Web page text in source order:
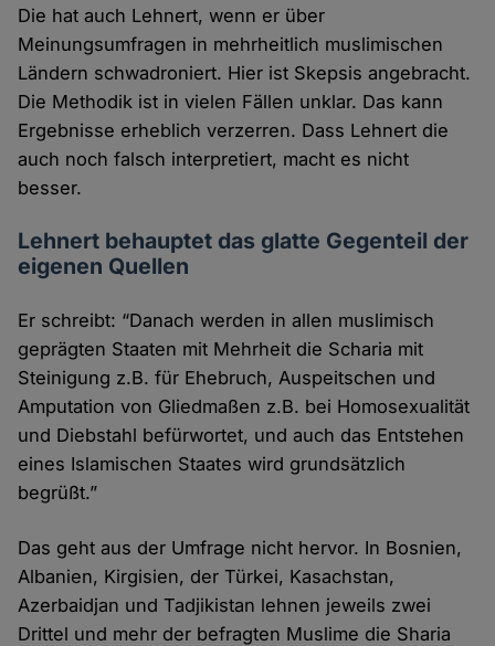
Die hat auch Lehnert, wenn er über
Meinungsumfragen in mehrheitlich muslimischen
Ländern schwadroniert. Hier ist Skepsis angebracht.
Die Methodik ist in vielen Fällen unklar. Das kann
Ergebnisse erheblich verzerren. Dass Lehnert die
auch noch falsch interpretiert, macht es nicht
besser.
Lehnert behauptet das glatte Gegenteil der
eigenen Quellen
Er schreibt: “Danach werden in allen muslimisch
geprägten Staaten mit Mehrheit die Scharia mit
Steinigung z.B. für Ehebruch, Auspeitschen und
Amputation von Gliedmaßen z.B. bei Homosexualität
und Diebstahl befürwortet, und auch das Entstehen
eines Islamischen Staates wird grundsätzlich
begrüßt.”
Das geht aus der Umfrage nicht hervor. In Bosnien,
Albanien, Kirgisien, der Türkei, Kasachstan,
Azerbaidjan und Tadjikistan lehnen jeweils zwei
Drittel und mehr der befragten Muslime die Sharia